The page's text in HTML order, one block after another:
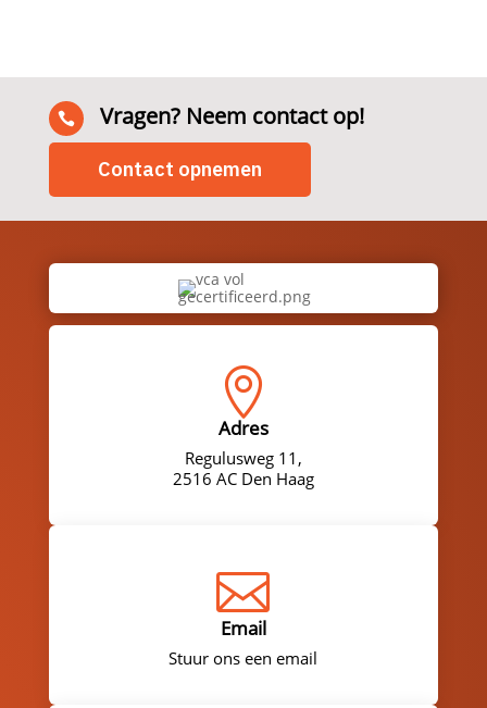
 Vragen? Neem contact op!
Contact opnemen

Adres
Regulusweg 11,
2516 AC Den Haag

Email
Stuur ons een email